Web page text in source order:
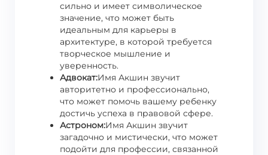
сильно и имеет символическое
значение, что может быть
идеальным для карьеры в
архитектуре, в которой требуется
творческое мышление и
уверенность.
Адвокат:Имя Акшин звучит
авторитетно и профессионально,
что может помочь вашему ребенку
достичь успеха в правовой сфере.
Астроном:Имя Акшин звучит
загадочно и мистически, что может
подойти для профессии, связанной